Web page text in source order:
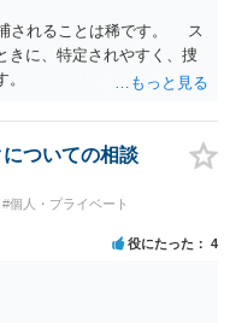
されることは稀です。 ス
きに、特定されやすく、捜
ついての相談
#個人・プライベート
役にたった 4